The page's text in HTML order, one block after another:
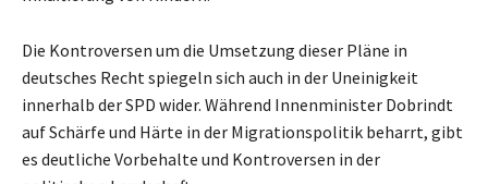
Die Kontroversen um die Umsetzung dieser Pläne in
deutsches Recht spiegeln sich auch in der Uneinigkeit
innerhalb der SPD wider. Während Innenminister Dobrindt
auf Schärfe und Härte in der Migrationspolitik beharrt, gibt
es deutliche Vorbehalte und Kontroversen in der